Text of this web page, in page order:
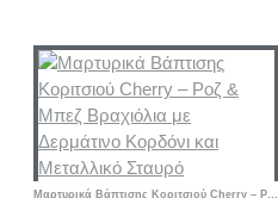
Μαρτυρικά Βάπτισης Κοριτσιού Cherry – Ροζ & Μπεζ Βραχιόλια με Δερμάτινο Κορδόνι και Μεταλλικό Σταυρό